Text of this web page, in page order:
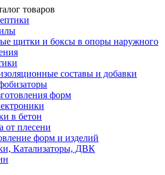
товаров
щитки и боксы в опоры наружного
составы и добавки
форм
в бетон
от плесени
форм и изделий
Катализаторы, ДВК